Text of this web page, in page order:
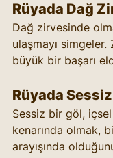
Rüyada Dağ
Dağ zirvesinde
ulaşmayı
büyük bir başarı
Rüyada
Sessiz bir göl,
kenarında olmak,
arayışında